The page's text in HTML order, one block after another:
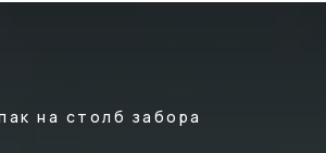
на столб забора